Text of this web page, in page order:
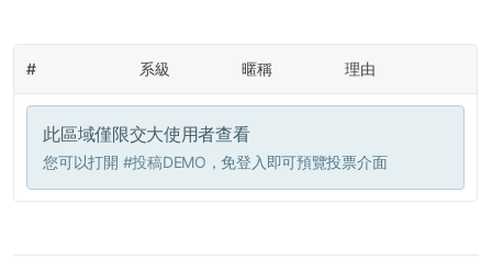
# 系級 暱稱 理由
此區域僅限交大使用者查看
您可以打開 #投稿DEMO ，免登入即可預覽投票介面